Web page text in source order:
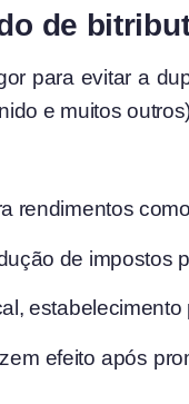
de
para evitar a
e muitos
rendimentos
de impostos
efeito após